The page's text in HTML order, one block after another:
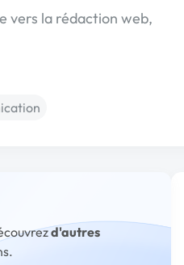
vers la rédaction web,
d'autres